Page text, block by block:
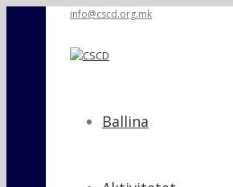
info@cscd.org.mk
Ballina